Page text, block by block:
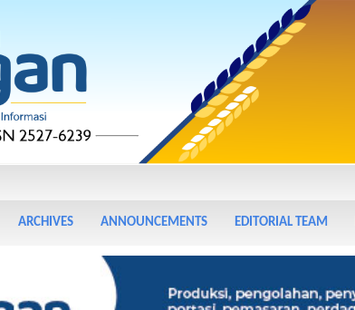
ARCHIVES ANNOUNCEMENTS EDITORIAL TEAM